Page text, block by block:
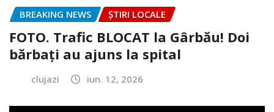
BREAKING NEWS ȘTIRI LOCALE
FOTO. Trafic BLOCAT la Gârbău! Doi
bărbați au ajuns la spital
clujazi iun. 12, 2026